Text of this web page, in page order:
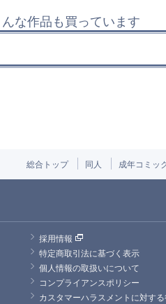
な作品も買っています
総合トップ 同人 成年コミッ
採用情報
特定商取引法に基づく表示
個人情報の取扱いについて
コンプライアンスポリシー
カスタマーハラスメントに対す